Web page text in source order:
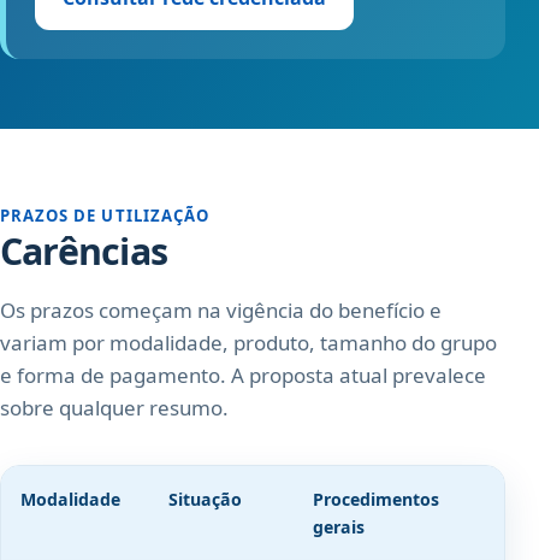
PRAZOS DE UTILIZAÇÃO
Carências
Os prazos começam na vigência do benefício e
variam por modalidade, produto, tamanho do grupo
e forma de pagamento. A proposta atual prevalece
sobre qualquer resumo.
Modalidade Situação
Procedimentos
gerais